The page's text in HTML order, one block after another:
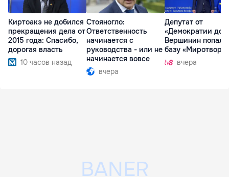
Киртоакэ не добился
прекращения дела от
2015 года: Спасибо,
дорогая власть
10 часов назад
Стояногло:
Ответственность
начинается с
руководства - или не
начинается вовсе
вчера
Депутат от
«Демократии
Вершинин попал в
базу
вчера